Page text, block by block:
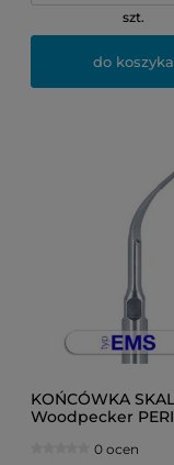
szt.
do koszyka
KOŃCÓWKA
Woodpecker
0 ocen